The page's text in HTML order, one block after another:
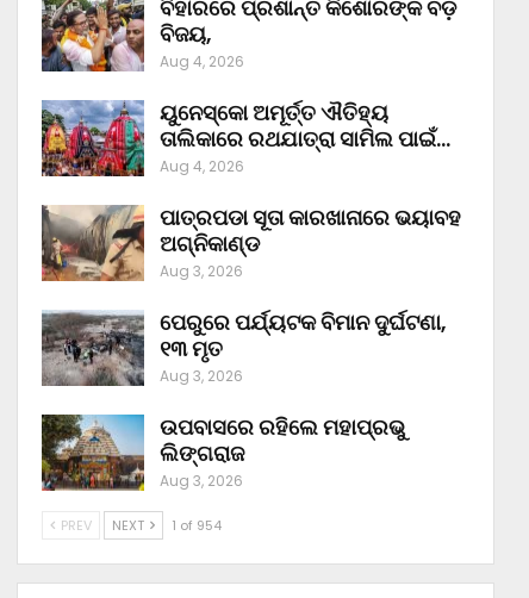
ବିହାରରେ ପ୍ରଶାନ୍ତ କିଶୋରଙ୍କ ବଡ଼
ବିଜୟ,
Aug 4, 2026
ୟୁନେସ୍କୋ ଅମୂର୍ତ୍ତ ଐତିହ୍ୟ
ତାଲିକାରେ ରଥଯାତ୍ରା ସାମିଲ ପାଇଁ…
Aug 4, 2026
ପାତ୍ରପଡା ସୂତା କାରଖାନାରେ ଭୟାବହ
ଅଗ୍ନିକାଣ୍ଡ
Aug 3, 2026
ପେରୁରେ ପର୍ଯ୍ୟଟକ ବିମାନ ଦୁର୍ଘଟଣା,
୧୩ ମୃତ
Aug 3, 2026
ଉପବାସରେ ରହିଲେ ମହାପ୍ରଭୁ
ଲିଙ୍ଗରାଜ
Aug 3, 2026
PREV NEXT 1 of 954